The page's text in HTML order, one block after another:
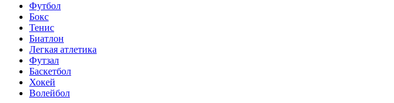
Футбол
Бокс
Тенис
Биатлон
Легкая атлетика
Футзал
Баскетбол
Хокей
Волейбол